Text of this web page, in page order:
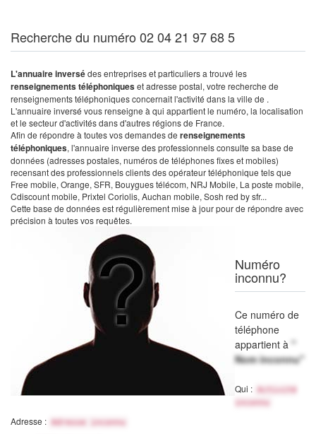
Recherche du numéro 02 04 21 97 68 5
L'annuaire inversédes entreprises et particuliers a trouvé les
renseignements téléphoniqueset adresse postal, votre recherche de
renseignements téléphoniques concernait l'activité dans la ville de .
L'annuaire inversé vous renseigne à qui appartient le numéro, la localisation
et le secteur d'activités dans d'autres régions de France.
Afin de répondre à toutes vos demandes de renseignements
téléphoniques, l'annuaire inverse des professionnels consulte sa base de
données (adresses postales, numéros de téléphones fixes et mobiles)
recensant des professionnels clients des opérateur téléphonique tels que
Free mobile, Orange, SFR, Bouygues télécom, NRJ Mobile, La poste mobile,
Cdiscount mobile, Prixtel Coriolis, Auchan mobile, Sosh red by sfr...
Cette base de données est régulièrement mise à jour pour de répondre avec
précision à toutes vos requêtes.
Numéro
inconnu?
Ce numéro de
téléphone
appartient à "
Nom inconnu"
Qui :
Activité
inconnu
Adresse : Adresse inconnu